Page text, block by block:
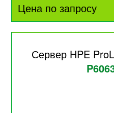
Цена по запросу
Сервер HPE